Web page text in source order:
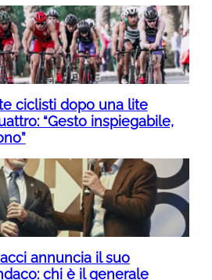
ciclisti dopo una lite
“Gesto inspiegabile,
annuncia il suo
chi è il generale